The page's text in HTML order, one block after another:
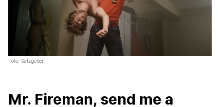
Foto: Salzgeber
Mr. Fireman, send me a